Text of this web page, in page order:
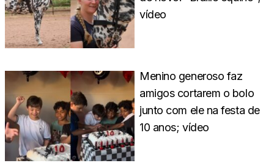
vídeo
Menino generoso faz
amigos cortarem o bolo
junto com ele na festa de
10 anos; vídeo